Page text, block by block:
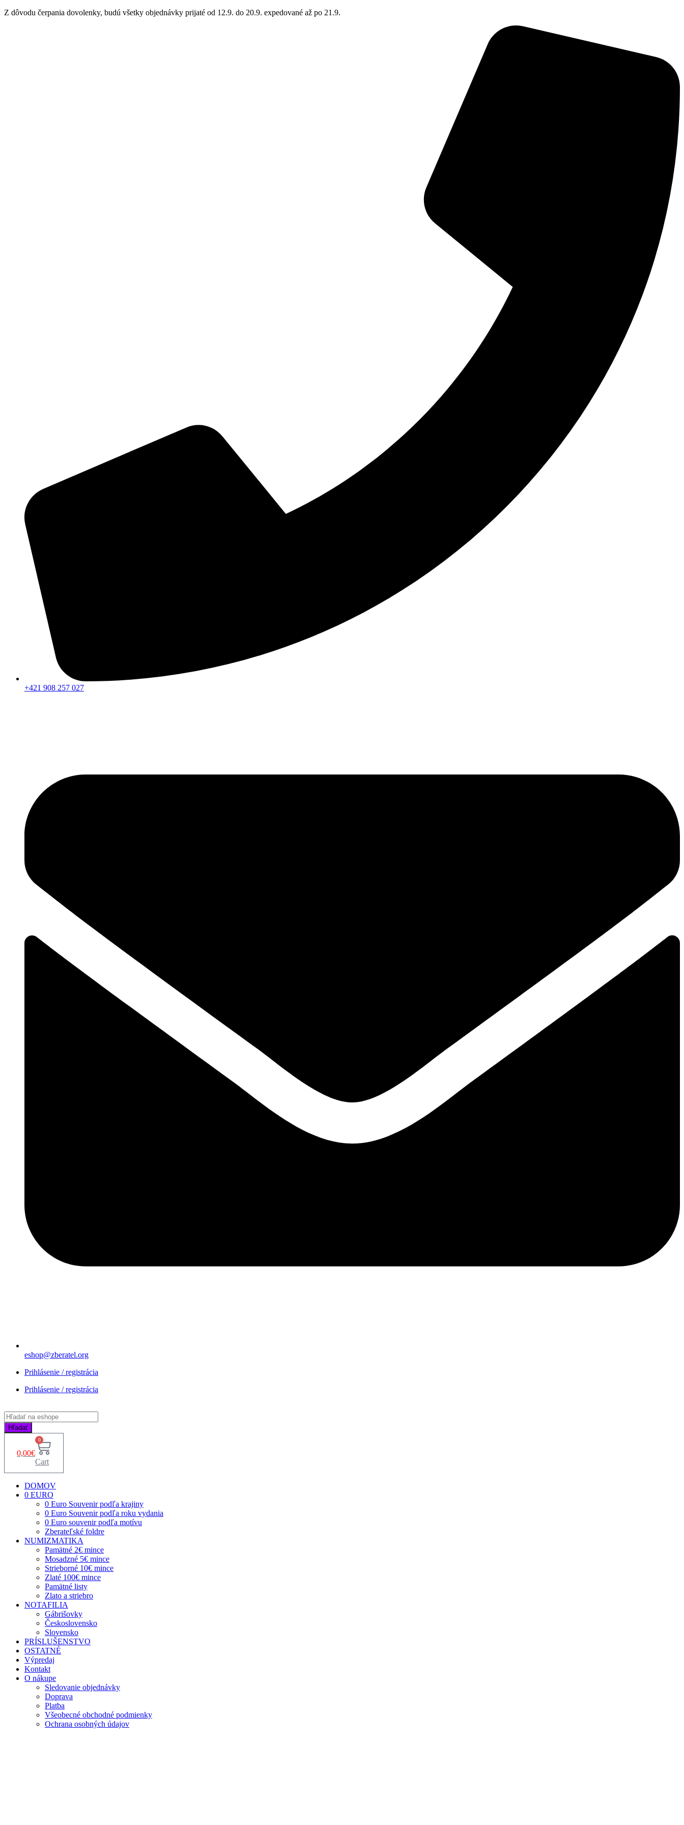
Z dôvodu čerpania dovolenky, budú všetky objednávky prijaté od 12.9. do 20.9. expedované až po 21.9.
+421 908 257 027
eshop@zberatel.org
Prihlásenie / registrácia
Prihlásenie / registrácia
Products
search
Hľadať
0,00€
0
Cart
DOMOV
0 EURO
0 Euro Souvenir podľa krajiny
0 Euro Souvenir podľa roku vydania
0 Euro souvenir podľa motívu
Zberateľské foldre
NUMIZMATIKA
Pamätné 2€ mince
Mosadzné 5€ mince
Strieborné 10€ mince
Zlaté 100€ mince
Pamätné listy
Zlato a striebro
NOTAFILIA
Gábrišovky
Československo
Slovensko
PRÍSLUŠENSTVO
OSTATNÉ
Výpredaj
Kontakt
O nákupe
Sledovanie objednávky
Doprava
Platba
Všeobecné obchodné podmienky
Ochrana osobných údajov